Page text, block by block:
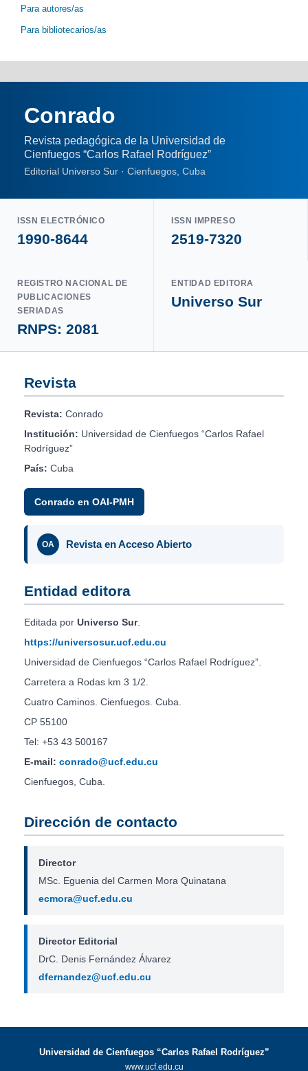
Para autores/as
Para bibliotecarios/as
Conrado
Revista pedagógica de la Universidad de
Cienfuegos “Carlos Rafael Rodríguez”
Editorial Universo Sur · Cienfuegos, Cuba
ISSN ELECTRÓNICO
1990-8644
ISSN IMPRESO
2519-7320
REGISTRO NACIONAL DE
PUBLICACIONES
SERIADAS
RNPS: 2081
ENTIDAD EDITORA
Universo Sur
Revista
Revista: Conrado
Institución: Universidad de Cienfuegos “Carlos Rafael
Rodríguez”
País: Cuba
Conrado en OAI-PMH
OA Revista en Acceso Abierto
Entidad editora
Editada por Universo Sur.
https://universosur.ucf.edu.cu
Universidad de Cienfuegos “Carlos Rafael Rodríguez”.
Carretera a Rodas km 3 1/2.
Cuatro Caminos. Cienfuegos. Cuba.
CP 55100
Tel: +53 43 500167
E-mail: conrado@ucf.edu.cu
Cienfuegos, Cuba.
Dirección de contacto
Director
MSc. Eguenia del Carmen Mora Quinatana
ecmora@ucf.edu.cu
Director Editorial
DrC. Denis Fernández Álvarez
dfernandez@ucf.edu.cu
Universidad de Cienfuegos “Carlos Rafael Rodríguez”
www.ucf.edu.cu